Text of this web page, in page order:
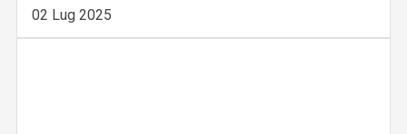
02 Lug 2025